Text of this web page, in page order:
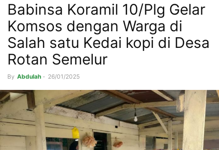
Babinsa Koramil 10/Plg Gelar
Komsos dengan Warga di
Salah satu Kedai kopi di Desa
Rotan Semelur
By Abdulah - 26/01/2025